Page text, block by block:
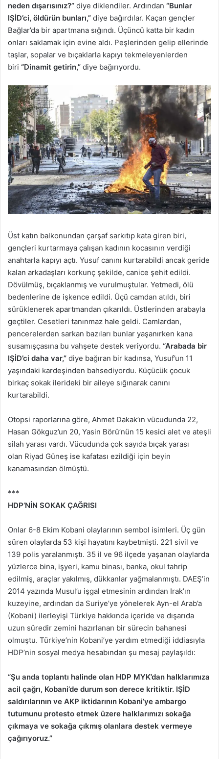
neden dışarısınız?” diye diklendiler. Ardından “Bunlar
IŞİD’ci, öldürün bunları,” diye bağırdılar. Kaçan gençler
Bağlar’da bir apartmana sığındı. Üçüncü katta bir kadın
onları saklamak için evine aldı. Peşlerinden gelip ellerinde
taşlar, sopalar ve bıçaklarla kapıyı tekmeleyenlerden
biri “Dinamit getirin,” diye bağırıyordu.
Üst katın balkonundan çarşaf sarkıtıp kata giren biri,
gençleri kurtarmaya çalışan kadının kocasının verdiği
anahtarla kapıyı açtı. Yusuf canını kurtarabildi ancak geride
kalan arkadaşları korkunç şekilde, canice şehit edildi.
Dövülmüş, bıçaklanmış ve vurulmuştular. Yetmedi, ölü
bedenlerine de işkence edildi. Üçü camdan atıldı, biri
sürüklenerek apartmandan çıkarıldı. Üstlerinden arabayla
geçtiler. Cesetleri tanınmaz hale geldi. Camlardan,
pencerelerden sarkan bazıları bunlar yaşanırken kana
susamışçasına bu vahşete destek veriyordu. “Arabada bir
IŞİD’ci daha var,” diye bağıran bir kadınsa, Yusuf’un 11
yaşındaki kardeşinden bahsediyordu. Küçücük çocuk
birkaç sokak ilerideki bir aileye sığınarak canını
kurtarabildi.
Otopsi raporlarına göre, Ahmet Dakak’ın vücudunda 22,
Hasan Gökguz’un 20, Yasin Börü’nün 15 kesici alet ve ateşli
silah yarası vardı. Vücudunda çok sayıda bıçak yarası
olan Riyad Güneş ise kafatası ezildiği için beyin
kanamasından ölmüştü.
***
HDP’NİN SOKAK ÇAĞRISI
Onlar 6-8 Ekim Kobani olaylarının sembol isimleri. Üç gün
süren olaylarda 53 kişi hayatını kaybetmişti. 221 sivil ve
139 polis yaralanmıştı. 35 il ve 96 ilçede yaşanan olaylarda
yüzlerce bina, işyeri, kamu binası, banka, okul tahrip
edilmiş, araçlar yakılmış, dükkanlar yağmalanmıştı. DAEŞ’in
2014 yazında Musul’u işgal etmesinin ardından Irak’ın
kuzeyine, ardından da Suriye’ye yönelerek Ayn-el Arab’a
(Kobani) ilerleyişi Türkiye hakkında içeride ve dışarıda
uzun süredir zemini hazırlanan bir sürecin bahanesi
olmuştu. Türkiye’nin Kobani’ye yardım etmediği iddiasıyla
HDP’nin sosyal medya hesabından şu mesaj paylaşıldı:
“Şu anda toplantı halinde olan HDP MYK’dan halklarımıza
acil çağrı, Kobani’de durum son derece kritiktir. IŞİD
saldırılarının ve AKP iktidarının Kobani’ye ambargo
tutumunu protesto etmek üzere halklarımızı sokağa
çıkmaya ve sokağa çıkmış olanlara destek vermeye
çağırıyoruz.”